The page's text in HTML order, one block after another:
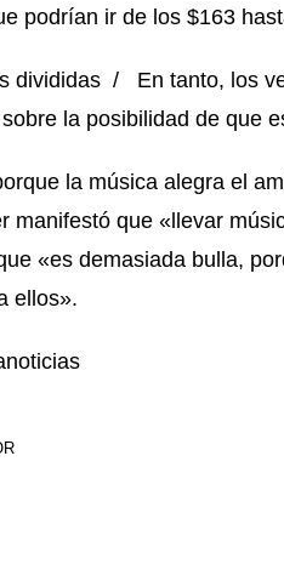
podrían ir de los $163
divididas / En tanto, los
la posibilidad de que
la música alegra el
manifestó que «llevar
«es demasiada bulla,
ellos».